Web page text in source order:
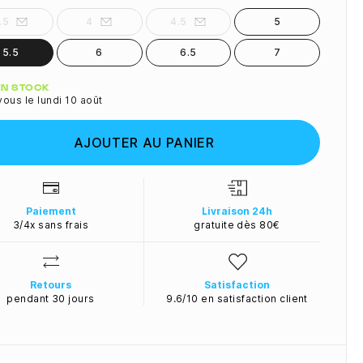
4 4.5 5
5.5 6 6.5 7
STOCK
le lundi 10 août
AJOUTER AU PANIER
Paiement
3/4x sans frais
Livraison 24h
gratuite dès 80€
Retours
pendant 30 jours
Satisfaction
9.6/10 en satisfaction client